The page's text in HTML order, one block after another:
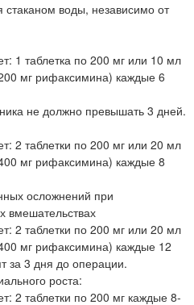
стаканом воды, независимо от
1 таблетка по 200 мг или 10 мл
мг рифаксимина) каждые 6
не должно превышать 3 дней.
2 таблетки по 200 мг или 20 мл
мг рифаксимина) каждые 8
осложнений при
вмешательствах
2 таблетки по 200 мг или 20 мл
мг рифаксимина) каждые 12
за 3 дня до операции.
роста:
2 таблетки по 200 мг каждые 8-